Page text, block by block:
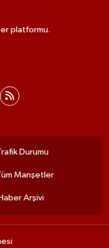
platformu.
Durumu
Manşetler
Arşivi